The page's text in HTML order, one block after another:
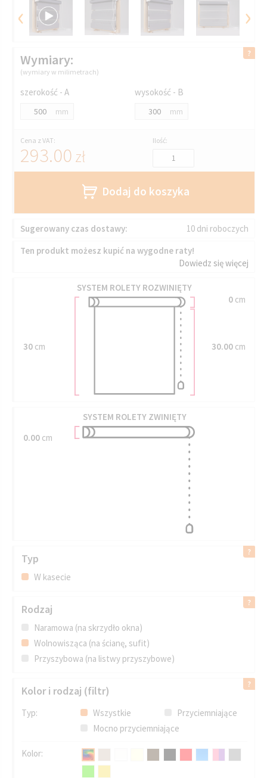
‹ ›
Wymiary:
(wymiary w milimetrach)
szerokość - A
mm
wysokość - B
mm
Cena z VAT:
293.00 zł
Ilość:
Dodaj do koszyka
Sugerowany czas dostawy:
10 dni roboczych
Ten produkt możesz kupić na wygodne raty!
Dowiedz się więcej
SYSTEM ROLETY ROZWINIĘTY
30 cm
0cm
30.00cm
SYSTEM ROLETY ZWINIĘTY
0.00 cm
Typ
W kasecie
Rodzaj
Naramowa (na skrzydło okna)
Wolnowisząca (na ścianę, sufit)
Przyszybowa (na listwy przyszybowe)
Kolor i rodzaj (filtr)
Typ: Wszystkie
Przyciemniające
Mocno przyciemniające
Kolor: